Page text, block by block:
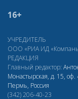
16+
УЧРЕДИТЕЛЬ
ООО «РИА ИД
РЕДАКЦИЯ
Главный редактор:
Монастырская, д. 15, оф.
Пермь, Россия
(342) 206-40-23